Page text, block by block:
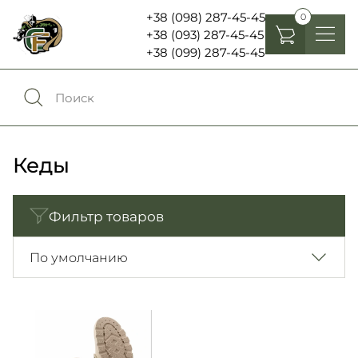
+38 (098) 287-45-45
+38 (093) 287-45-45
+38 (099) 287-45-45
0
Избранное0
Войти
UA
Аксесуары
Фонари, бинокли и елементы питания
Шевроны, патчи , нашивки
Кеды
Фильтр товаров
По умолчанию